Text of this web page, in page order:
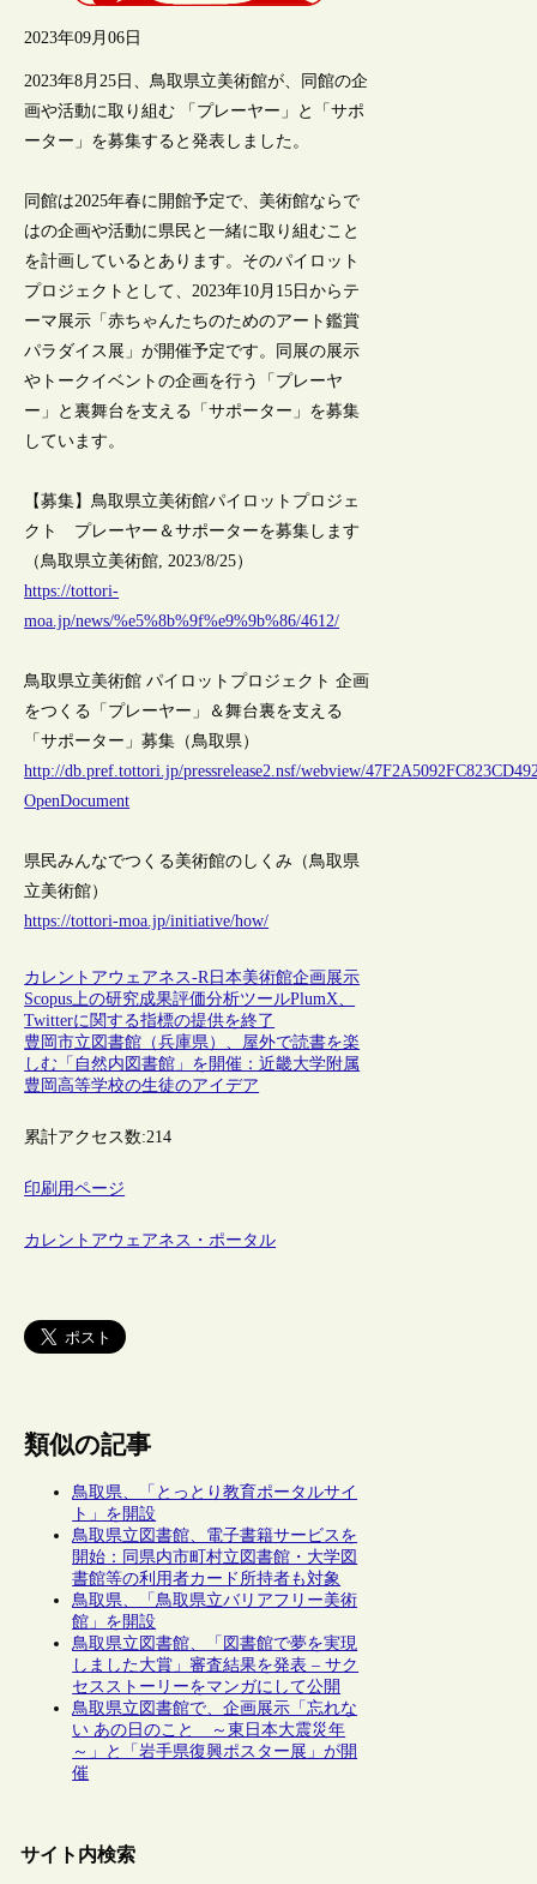
2023年09月06日
2023年8月25日、鳥取県立美術館が、同館の企
画や活動に取り組む 「プレーヤー」と「サポ
ーター」を募集すると発表しました。
同館は2025年春に開館予定で、美術館ならで
はの企画や活動に県民と一緒に取り組むこと
を計画しているとあります。そのパイロット
プロジェクトとして、2023年10月15日からテ
ーマ展示「赤ちゃんたちのためのアート鑑賞
パラダイス展」が開催予定です。同展の展示
やトークイベントの企画を行う「プレーヤ
ー」と裏舞台を支える「サポーター」を募集
しています。
【募集】鳥取県立美術館パイロットプロジェ
クト プレーヤー＆サポーターを募集します
（鳥取県立美術館, 2023/8/25）
https://tottori-
moa.jp/news/%e5%8b%9f%e9%9b%86/4612/
鳥取県立美術館 パイロットプロジェクト 企画
をつくる「プレーヤー」＆舞台裏を支える
「サポーター」募集（鳥取県）
http://db.pref.tottori.jp/pressrelease2.nsf/webview/
OpenDocument
県民みんなでつくる美術館のしくみ（鳥取県
立美術館）
https://tottori-moa.jp/initiative/how/
カレントアウェアネス-R 日本美術館企画展示
Scopus上の研究成果評価分析ツールPlumX、
Twitterに関する指標の提供を終了
豊岡市立図書館（兵庫県）、屋外で読書を楽
しむ「自然内図書館」を開催：近畿大学附属
豊岡高等学校の生徒のアイデア
累計アクセス数:214
印刷用ページ
カレントアウェアネス・ポータル
類似の記事
鳥取県、「とっとり教育ポータルサイ
ト」を開設
鳥取県立図書館、電子書籍サービスを
開始：同県内市町村立図書館・大学図
書館等の利用者カード所持者も対象
鳥取県、「鳥取県立バリアフリー美術
館」を開設
鳥取県立図書館、「図書館で夢を実現
しました大賞」審査結果を発表 – サク
セスストーリーをマンガにして公開
鳥取県立図書館で、企画展示「忘れな
い あの日のこと ～東日本大震災年
～」と「岩手県復興ポスター展」が開
催
サイト内検索